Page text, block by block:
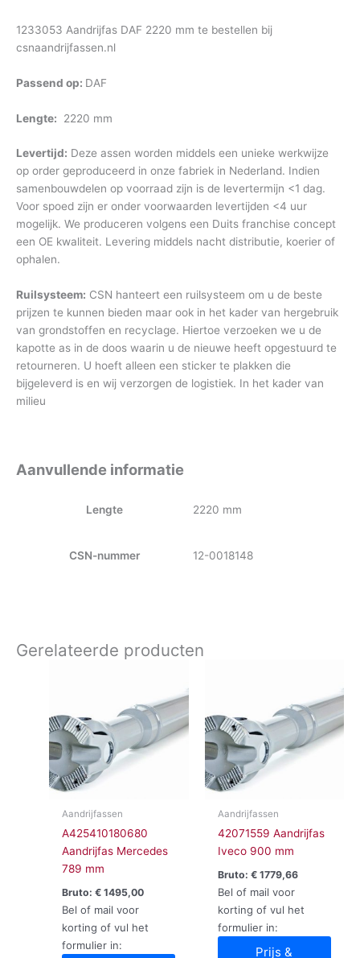
1233053 Aandrijfas DAF 2220 mm te bestellen bij
csnaandrijfassen.nl
Passend op: DAF
Lengte: 2220 mm
Levertijd: Deze assen worden middels een unieke werkwijze
op order geproduceerd in onze fabriek in Nederland. Indien
samenbouwdelen op voorraad zijn is de levertermijn <1 dag.
Voor spoed zijn er onder voorwaarden levertijden <4 uur
mogelijk. We produceren volgens een Duits franchise concept
een OE kwaliteit. Levering middels nacht distributie, koerier of
ophalen.
Ruilsysteem: CSN hanteert een ruilsysteem om u de beste
prijzen te kunnen bieden maar ook in het kader van hergebruik
van grondstoffen en recyclage. Hiertoe verzoeken we u de
kapotte as in de doos waarin u de nieuwe heeft opgestuurd te
retourneren. U hoeft alleen een sticker te plakken die
bijgeleverd is en wij verzorgen de logistiek. In het kader van
milieu
Aanvullende informatie
Lengte 2220 mm
CSN-nummer 12-0018148
Gerelateerde producten
Aandrijfassen
A425410180680
Aandrijfas Mercedes
789 mm
Bruto:€ 1495,00
Bel of mail voor
korting of vul het
formulier in:
Aandrijfassen
42071559 Aandrijfas
Iveco 900 mm
Bruto: €1779,66
Bel of mail voor
korting of vul het
formulier in:
Prijs &